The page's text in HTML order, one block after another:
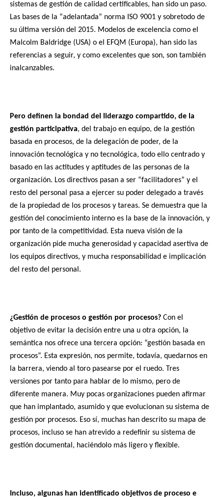
sistemas de gestión de calidad certificables, han sido un paso.
Las bases de la “adelantada” norma ISO 9001 y sobretodo de
su última versión del 2015. Modelos de excelencia como el
Malcolm Baldridge (USA) o el EFQM (Europa), han sido las
referencias a seguir, y como excelentes que son, son también
inalcanzables.
Pero definen la bondad del liderazgo compartido, de la
gestión participativa, del trabajo en equipo, de la gestión
basada en procesos, de la delegación de poder, de la
innovación tecnológica y no tecnológica, todo ello centrado y
basado en las actitudes y aptitudes de las personas de la
organización. Los directivos pasan a ser “facilitadores” y el
resto del personal pasa a ejercer su poder delegado a través
de la propiedad de los procesos y tareas. Se demuestra que la
gestión del conocimiento interno es la base de la innovación, y
por tanto de la competitividad. Esta nueva visión de la
organización pide mucha generosidad y capacidad asertiva de
los equipos directivos, y mucha responsabilidad e implicación
del resto del personal.
¿Gestión de procesos o gestión por procesos? Con el
objetivo de evitar la decisión entre una u otra opción, la
semántica nos ofrece una tercera opción: “gestión basada en
procesos”. Esta expresión, nos permite, todavía, quedarnos en
la barrera, viendo al toro pasearse por el ruedo. Tres
versiones por tanto para hablar de lo mismo, pero de
diferente manera. Muy pocas organizaciones pueden afirmar
que han implantado, asumido y que evolucionan su sistema de
gestión por procesos. Eso sí, muchas han descrito su mapa de
procesos, incluso se han atrevido a redefinir su sistema de
gestión documental, haciéndolo más ligero y flexible.
Incluso, algunas han identificado objetivos de proceso e